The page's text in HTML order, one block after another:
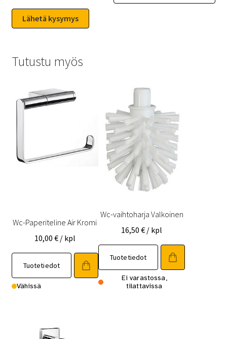
Tutustu myös
Wc-Paperiteline Air Kromi
10,00 € / kpl
Tuotetiedot
Vähissä
Wc-vaihtoharja Valkoinen
16,50€ / kpl
Tuotetiedot
Ei varastossa,
tilattavissa